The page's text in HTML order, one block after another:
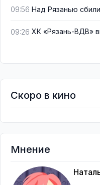
09:56 Над Рязанью
09:26 ХК «Рязань-ВДВ»
Скоро в кино
Мнение